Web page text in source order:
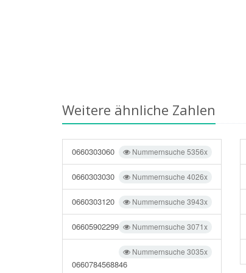
Weitere ähnliche Zahlen
Nummernsuche 5356x
0660303060
Nummernsuche 4026x
0660303030
Nummernsuche 3943x
0660303120
Nummernsuche 3071x
06605902299
Nummernsuche 3035x
0660784568846